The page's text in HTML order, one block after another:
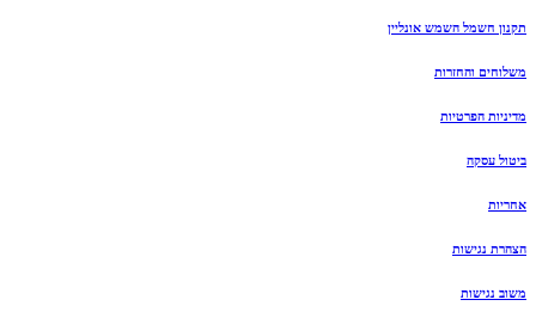
תקנון חשמל השמש אונליין
משלוחים והחזרות
מדיניות הפרטיות
ביטול עסקה
אחריות
הצהרת נגישות
משוב נגישות